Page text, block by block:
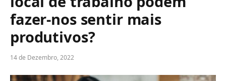
fazer-nos sentir mais
produtivos?
14 de Dezembro, 2022